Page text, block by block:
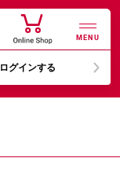
MENU
ログインする